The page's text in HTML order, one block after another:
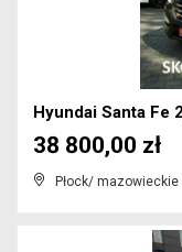
Hyundai Santa Fe
Płock/ mazowieckie
38 800,00 zł